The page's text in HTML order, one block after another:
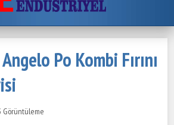
Po Kombi Fırını
Görüntüleme